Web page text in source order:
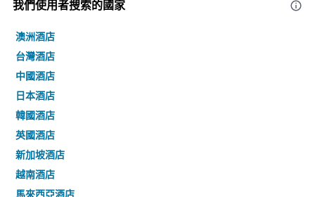
我們使用者搜索的國家
澳洲酒店
台灣酒店
中國酒店
日本酒店
韓國酒店
英國酒店
新加坡酒店
越南酒店
馬來西亞酒店